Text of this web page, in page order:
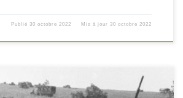
Publié30 octobre 2022 Mis à jour30 octobre 2022